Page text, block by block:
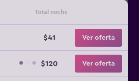
Total noche
$41 Ver oferta
$120 Ver oferta